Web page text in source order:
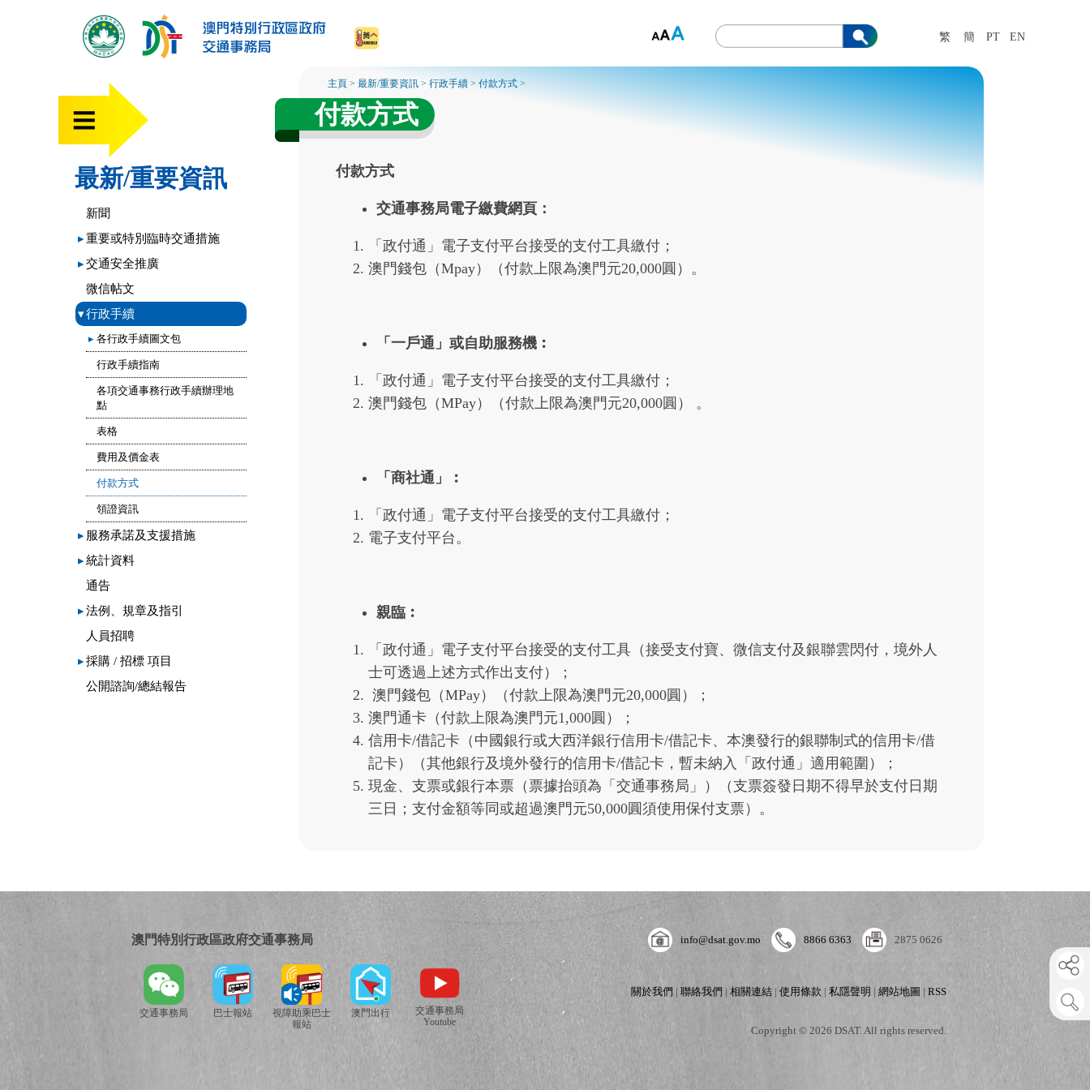
繁 簡 PT EN
最新/重要資訊
新聞
▸重要或特別臨時交通措施
▸交通安全推廣
微信帖文
▾行政手續
▸ 各行政手續圖文包
行政手續指南
各項交通事務行政手續辦理地
點
表格
費用及價金表
付款方式
領證資訊
▸ 服務承諾及支援措施
▸統計資料
通告
▸法例、規章及指引
人員招聘
▸採購 / 招標 項目
公開諮詢/總結報告
主頁 >最新/重要資訊 >行政手續 >付款方式 >
付款方式
付款方式
交通事務局電子繳費網頁：
「政付通」電子支付平台接受的支付工具繳付；
澳門錢包（Mpay）（付款上限為澳門元20,000圓）。
「一戶通」或自助服務機︰
「政付通」電子支付平台接受的支付工具繳付；
澳門錢包（MPay）（付款上限為澳門元20,000圓） 。
「商社通」︰
「政付通」電子支付平台接受的支付工具繳付；
電子支付平台。
親臨︰
「政付通」電子支付平台接受的支付工具（接受支付寶、微信支付及銀聯雲閃付，境外人
士可透過上述方式作出支付）；
澳門錢包（MPay）（付款上限為澳門元20,000圓）；
澳門通卡（付款上限為澳門元1,000圓）；
信用卡/借記卡（中國銀行或大西洋銀行信用卡/借記卡、本澳發行的銀聯制式的信用卡/借
記卡）（其他銀行及境外發行的信用卡/借記卡，暫未納入「政付通」適用範圍）；
現金、支票或銀行本票（票據抬頭為「交通事務局」）（支票簽發日期不得早於支付日期
三日；支付金額等同或超過澳門元50,000圓須使用保付支票）。
澳門特別行政區政府交通事務局
交通事務局 巴士報站
視障助乘巴士
報站
澳門出行
交通事務局
Youtube
info@dsat.gov.mo 8866 6363 2875 0626
關於我們 | 聯絡我們 | 相關連結| 使用條款 | 私隱聲明 | 網站地圖 | RSS
Copyright © 2026 DSAT. All rights reserved.